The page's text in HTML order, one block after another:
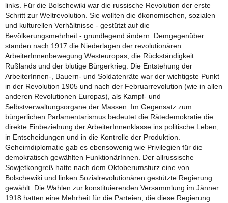
links. Für die Bolschewiki war die russische Revolution der erste
Schritt zur Weltrevolution. Sie wollten die ökonomischen, sozialen
und kulturellen Verhältnisse - gestützt auf die
Bevölkerungsmehrheit - grundlegend ändern. Demgegenüber
standen nach 1917 die Niederlagen der revolutionären
ArbeiterInnenbewegung Westeuropas, die Rückständigkeit
Rußlands und der blutige Bürgerkrieg. Die Entstehung der
ArbeiterInnen-, Bauern- und Soldatenräte war der wichtigste Punkt
in der Revolution 1905 und nach der Februarrevolution (wie in allen
anderen Revolutionen Europas), als Kampf- und
Selbstverwaltungsorgane der Massen. Im Gegensatz zum
bürgerlichen Parlamentarismus bedeutet die Rätedemokratie die
direkte Einbeziehung der ArbeiterInnenklasse ins politische Leben,
in Entscheidungen und in die Kontrolle der Produktion.
Geheimdiplomatie gab es ebensowenig wie Privilegien für die
demokratisch gewählten FunktionärInnen. Der allrussische
Sowjetkongreß hatte nach dem Oktoberumsturz eine von
Bolschewiki und linken Sozialrevolutionären gestützte Regierung
gewählt. Die Wahlen zur konstituierenden Versammlung im Jänner
1918 hatten eine Mehrheit für die Parteien, die diese Regierung